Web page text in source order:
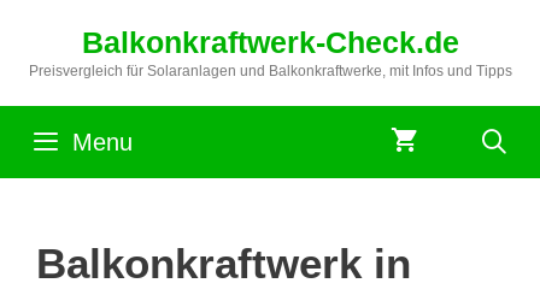
springen
Balkonkraftwerk-Check.de
Preisvergleich für Solaranlagen und Balkonkraftwerke, mit Infos und Tipps
Menu
Balkonkraftwerk in